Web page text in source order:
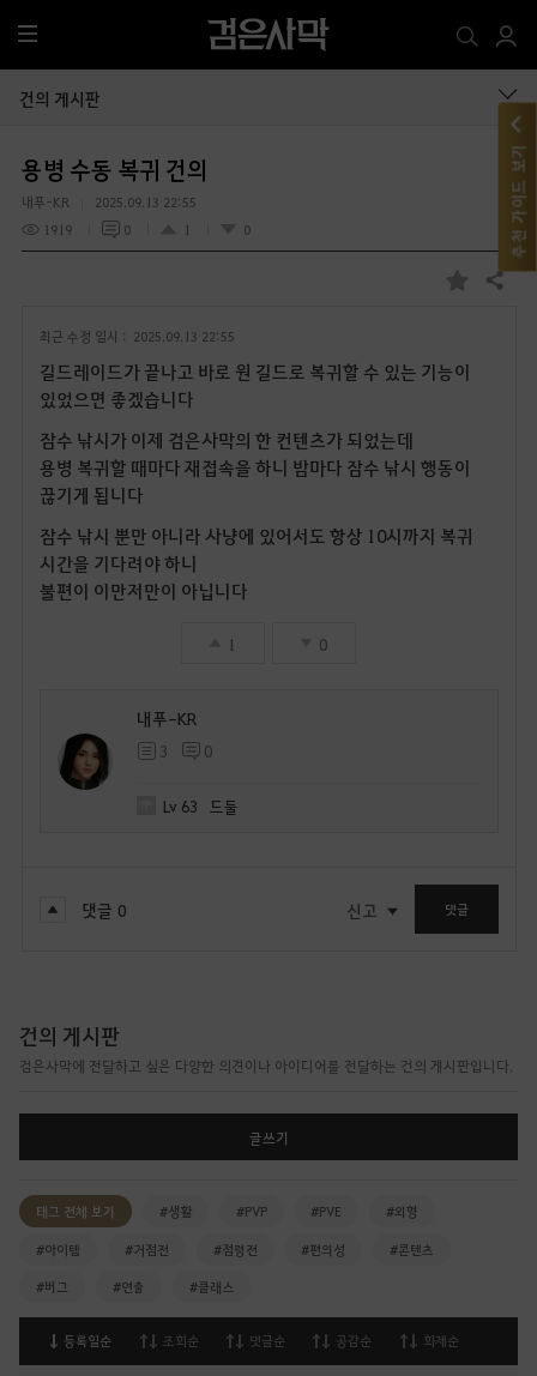
전
체
메
건의 게시판
용병 수동 복귀 건의
내푸-KR
2025.09.13 22:55
1919
0 1 0
즐
기
공유하기
최근 수정 일시 : 2025.09.13 22:55
길드레이드가 끝나고 바로 원 길드로 복귀할 수 있는 기능이
있었으면 좋겠습니다
잠수 낚시가 이제 검은사막의 한 컨텐츠가 되었는데
용병 복귀할 때마다 재접속을 하니 밤마다 잠수 낚시 행동이
끊기게 됩니다
잠수 낚시 뿐만 아니라 사냥에 있어서도 항상 10시까지 복귀
시간을 기다려야 하니
불편이 이만저만이 아닙니다
1 0
내푸-KR
3 0
Lv 63 드둘
댓글 0 신고 댓글
건의 게시판
검은사막에 전달하고 싶은 다양한 의견이나 아이디어를 전달하는 건의 게시판입니다.
글쓰기
태그 전체 보기 #생활 #PVP #PVE #외형
#아이템 #거점전 #점령전 #편의성 #콘텐츠
#버그 #연출 #클래스
등록일순 조회순 댓글순 공감순 화제순
추천 가이드 보기